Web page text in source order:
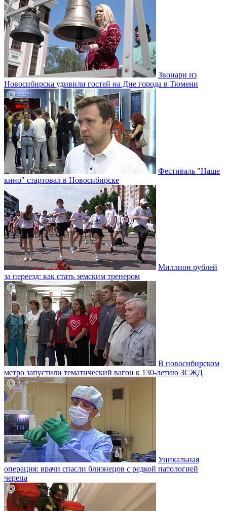
Звонари из
Новосибирска удивили гостей на Дне города в Тюмени
Фестиваль "Наше
кино" стартовал в Новосибирске
Миллион рублей
за переезд: как стать земским тренером
В новосибирском
метро запустили тематический вагон к 130-летию ЗСЖД
Уникальная
операция: врачи спасли близнецов с редкой патологией
черепа